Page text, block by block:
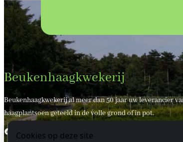
Beukenhaagkwekerij
Beukenhaagkwekerij al meer dan 50 jaar uw leverancier
haagplantsoen geteeld in de volle grond of in pot.
Facebook
Cookies op deze site